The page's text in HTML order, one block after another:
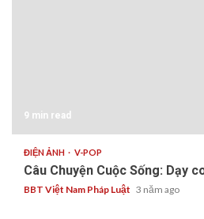
9 min read
ĐIỆN ẢNH V-POP
Câu Chuyện Cuộc Sống: Dạy
BBT Việt Nam Pháp Luật 3 năm ago